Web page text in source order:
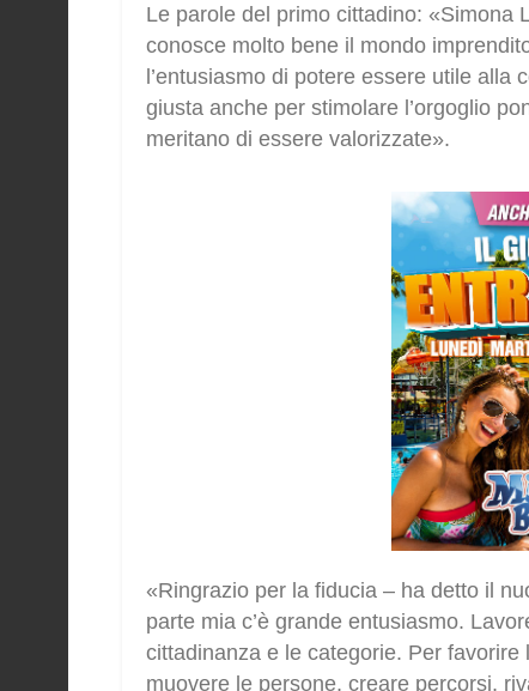
Le parole del primo cittadino: «Simona
conosce molto bene il mondo
l’entusiasmo di potere essere utile alla
giusta anche per stimolare l’orgoglio
meritano di essere valorizzate».
«Ringrazio per la fiducia – ha detto il
parte mia c’è grande entusiasmo.
cittadinanza e le categorie. Per
muovere le persone, creare percorsi,